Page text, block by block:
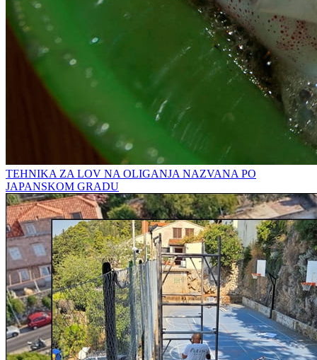
TEHNIKA ZA LOV NA OLIGANJA NAZVANA PO
JAPANSKOM GRADU